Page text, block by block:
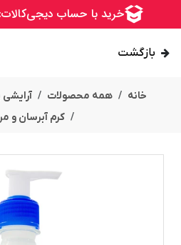
بازگشت
خانه همه محصولات
کرم آبرسان و